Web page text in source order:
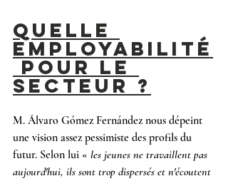
QUELLE
EMPLOYABILITÉ
POUR LE
SECTEUR ?
M. Álvaro Gómez Fernández nous dépeint
une vision assez pessimiste des profils du
futur. Selon lui « les jeunes ne travaillent pas
aujourd'hui, ils sont trop dispersés et n'écoutent